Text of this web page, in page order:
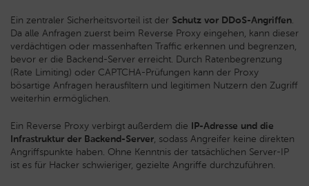
Ein zentraler Sicherheitsvorteil ist der Schutz vor DDoS-Angriffen.
Da alle Anfragen zuerst beim Reverse Proxy eingehen, kann dieser
verdächtigen oder massenhaften Traffic erkennen und begrenzen,
bevor er die Backend-Server erreicht. Durch Ratenbegrenzung
(Rate Limiting) oder CAPTCHA-Prüfungen kann der Proxy
bösartige Anfragen herausfiltern und legitimen Nutzern den Zugriff
weiterhin ermöglichen.
Ein Reverse Proxy verbirgt außerdem die IP-Adresse und die
Infrastruktur der Backend-Server, sodass Angreifer keine direkten
Angriffspunkte haben. Ohne Kenntnis der tatsächlichen Server-IP
ist es für Hacker schwieriger, gezielte Angriffe durchzuführen.